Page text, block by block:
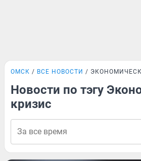
ОМСК ВСЕ НОВОСТИ
Новости по тэгу
кризис